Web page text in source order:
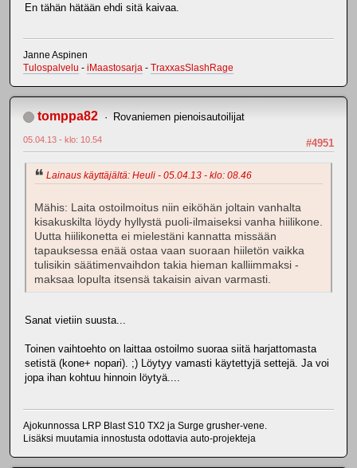
En tähän hätään ehdi sitä kaivaa.
Janne Aspinen
Tulospalvelu - iMaastosarja - TraxxasSlashRage
tomppa82 Rovaniemen pienoisautoilijat
#4951
05.04.13 - klo: 10.54
Lainaus käyttäjältä: Heuli - 05.04.13 - klo: 08.46
Mähis: Laita ostoilmoitus niin eiköhän joltain vanhalta
kisakuskilta löydy hyllystä puoli-ilmaiseksi vanha hiilikone.
Uutta hiilikonetta ei mielestäni kannatta missään
tapauksessa enää ostaa vaan suoraan hiiletön vaikka
tulisikin säätimenvaihdon takia hieman kalliimmaksi -
maksaa lopulta itsensä takaisin aivan varmasti.
Sanat vietiin suusta...
Toinen vaihtoehto on laittaa ostoilmo suoraa siitä harjattomasta
setistä (kone+ nopari). ;) Löytyy vamasti käytettyjä settejä. Ja voi
jopa ihan kohtuu hinnoin löytyä....
Ajokunnossa LRP Blast S10 TX2 ja Surge grusher-vene.
Lisäksi muutamia innostusta odottavia auto-projekteja